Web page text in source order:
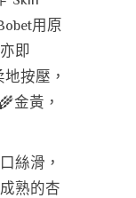
用原
即
按壓，
金黃，
絲滑，
熟的杏